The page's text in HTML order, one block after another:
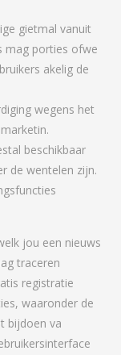
gietmal vanuit
mag porties ofwe
akelig de
wegens het
beschikbaar
de wentelen zijn.
jou een nieuws
traceren
registratie
waaronder de
bijdoen va